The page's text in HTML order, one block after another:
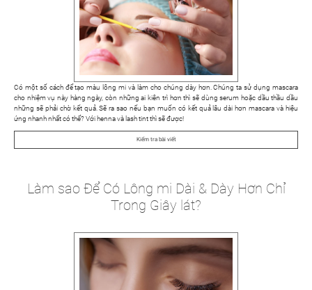
Có một số cách để tạo màu lông mi và làm cho chúng dày hơn. Chúng ta sử dụng mascara
cho nhiệm vụ này hàng ngày, còn những ai kiên trì hơn thì sẽ dùng serum hoặc dầu thầu dầu
những sẽ phải chờ kết quả. Sẽ ra sao nếu bạn muốn có kết quả lâu dài hơn mascara và hiệu
ứng nhanh nhất có thể? Với henna và lash tint thì sẽ được!
Kiểm tra bài viết
Làm sao Để Có Lông mi Dài & Dày Hơn Chỉ
Trong Giây lát?